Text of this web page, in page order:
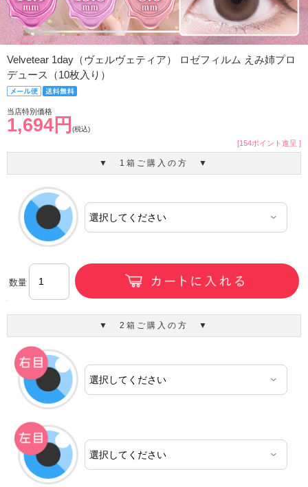
Velvetear 1day（ヴェルヴェティア） ロゼフィルム えみ姉プロ
デュース（10枚入り）
当店特別価格
1,694円 (税込)
[154ポイント進呈 ]
▼ 1箱ご購入の方 ▼
数量
▼ 2箱ご購入の方 ▼